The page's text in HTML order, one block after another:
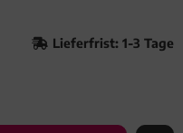
Lieferfrist: 1-3 Tage